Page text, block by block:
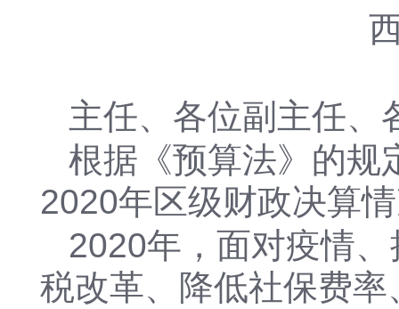
主任、各位副主任、
根据《预算法》的规
2020年区级财政决算
2020年，面对疫情
税改革、降低社保费